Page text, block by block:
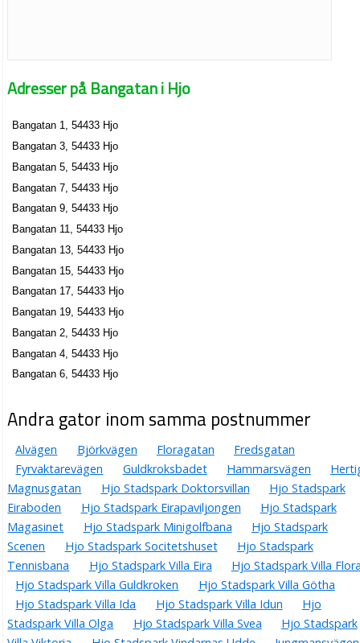
Adresser på Bangatan i Hjo
Bangatan 1, 54433 Hjo
Bangatan 3, 54433 Hjo
Bangatan 5, 54433 Hjo
Bangatan 7, 54433 Hjo
Bangatan 9, 54433 Hjo
Bangatan 11, 54433 Hjo
Bangatan 13, 54433 Hjo
Bangatan 15, 54433 Hjo
Bangatan 17, 54433 Hjo
Bangatan 19, 54433 Hjo
Bangatan 2, 54433 Hjo
Bangatan 4, 54433 Hjo
Bangatan 6, 54433 Hjo
Andra gator inom samma postnummer
Alvägen Björkvägen Floragatan
Fredsgatan
Fyrvaktarevägen
Guldkroksbadet Hammarsvägen
Magnusgatan
Hjo Stadspark Doktorsvillan
Hjo Stadspark
Eiraboden
Hjo Stadspark Eirapaviljongen
Hjo Stadspark
Magasinet
Hjo Stadspark Minigolfbana
Hjo Stadspark
Scenen
Hjo Stadspark Socitetshuset
Hjo Stadspark
Tennisbana
Hjo Stadspark Villa Eira
Hjo Stadspark Villa
Hjo Stadspark Villa Guldkroken
Hjo Stadspark Villa Götha
Hjo Stadspark Villa Ida
Hjo Stadspark Villa Idun
Hjo
Stadspark Villa Olga
Hjo Stadspark Villa Svea
Hjo Stadspark